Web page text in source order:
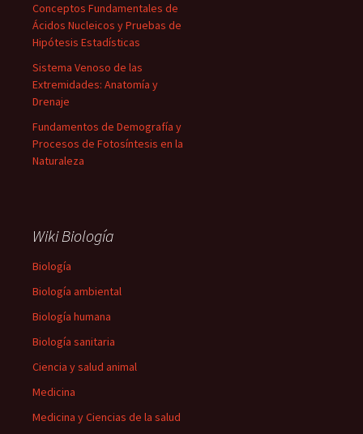
Conceptos Fundamentales de
Ácidos Nucleicos y Pruebas de
Hipótesis Estadísticas
Sistema Venoso de las
Extremidades: Anatomía y
Drenaje
Fundamentos de Demografía y
Procesos de Fotosíntesis en la
Naturaleza
Wiki Biología
Biología
Biología ambiental
Biología humana
Biología sanitaria
Ciencia y salud animal
Medicina
Medicina y Ciencias de la salud